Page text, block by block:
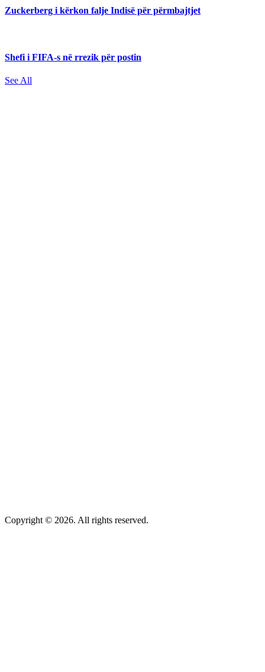
Zuckerberg i kërkon falje Indisë për përmbajtjet
Shefi i FIFA-s në rrezik për postin
See All
Copyright © 2026. All rights reserved.